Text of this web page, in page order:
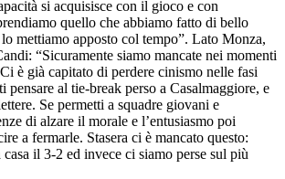
si acquisisce con il gioco e con
quello che abbiamo fatto di bello
lo mettiamo apposto col tempo”. Lato Monza,
“Sicuramente siamo mancate nei momenti
è già capitato di perdere cinismo nelle fasi
pensare al tie-break perso a Casalmaggiore, e
Se permetti a squadre giovani e
di alzare il morale e l’entusiasmo poi
a fermarle. Stasera ci è mancato questo:
il 3-2 ed invece ci siamo perse sul più